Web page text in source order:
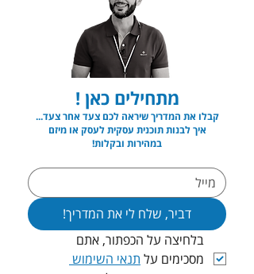
מתחילים כאן !
קבלו את המדריך שיראה לכם צעד אחר צעד...
איך לבנות תוכנית עסקית לעסק או מיזם
במהירות ובקלות!
דביר, שלח לי את המדריך!
מסכימים על